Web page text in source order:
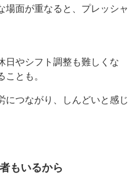
場面が重なると、プレッシャ
日やシフト調整も難しくな
とも。
につながり、しんどいと感じ
もいるから